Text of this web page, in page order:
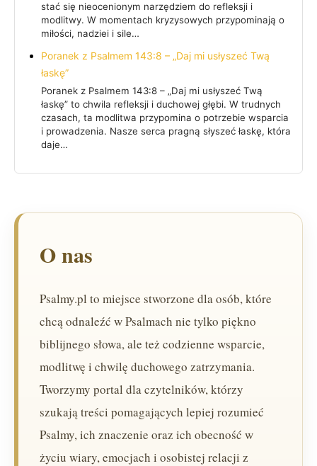
stać się nieocenionym narzędziem do refleksji i
modlitwy. W momentach kryzysowych przypominają o
miłości, nadziei i sile…
Poranek z Psalmem 143:8 – „Daj mi usłyszeć Twą
łaskę”
Poranek z Psalmem 143:8 – „Daj mi usłyszeć Twą
łaskę” to chwila refleksji i duchowej głębi. W trudnych
czasach, ta modlitwa przypomina o potrzebie wsparcia
i prowadzenia. Nasze serca pragną słyszeć łaskę, która
daje…
O nas
Psalmy.pl to miejsce stworzone dla osób, które
chcą odnaleźć w Psalmach nie tylko piękno
biblijnego słowa, ale też codzienne wsparcie,
modlitwę i chwilę duchowego zatrzymania.
Tworzymy portal dla czytelników, którzy
szukają treści pomagających lepiej rozumieć
Psalmy, ich znaczenie oraz ich obecność w
życiu wiary, emocjach i osobistej relacji z